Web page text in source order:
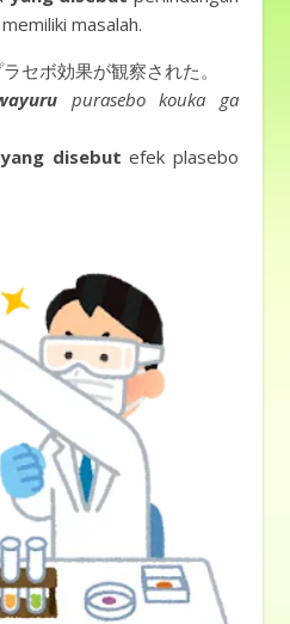
masalah.
セボ効果が観察された。
purasebo kouka ga
yang disebut efek plasebo